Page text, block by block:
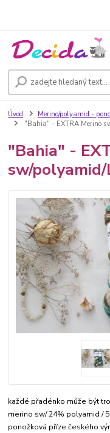
Úvod Merino/polyamid -
"Bahia" - EXTRA Merino
"Bahia" -
sw/
každé přadénko může být
merino sw/ 24% polyamid /
ponožková příze českého